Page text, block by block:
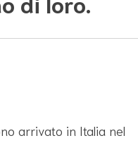
arrivato in Italia nel